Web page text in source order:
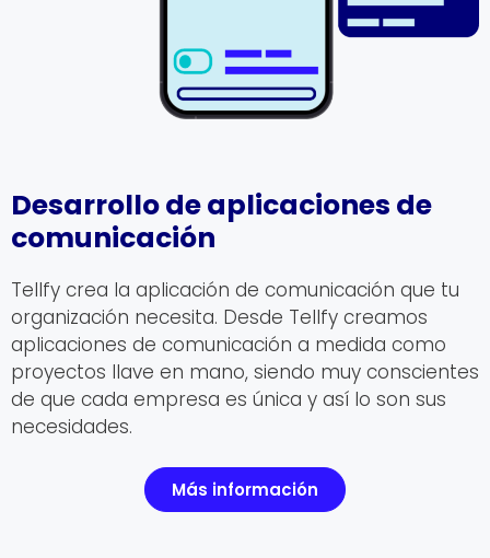
Desarrollo de aplicaciones de
comunicación
Tellfy crea la aplicación de comunicación que tu
organización necesita. Desde Tellfy creamos
aplicaciones de comunicación a medida como
proyectos llave en mano, siendo muy conscientes
de que cada empresa es única y así lo son sus
necesidades.
Más información